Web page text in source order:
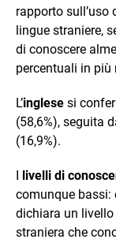
rapporto
lingue straniere,
di conoscere
percentuali in più
L’inglese si
(58,6%), seguita
(16,9%).
I livelli di
comunque bassi:
dichiara un
straniera che